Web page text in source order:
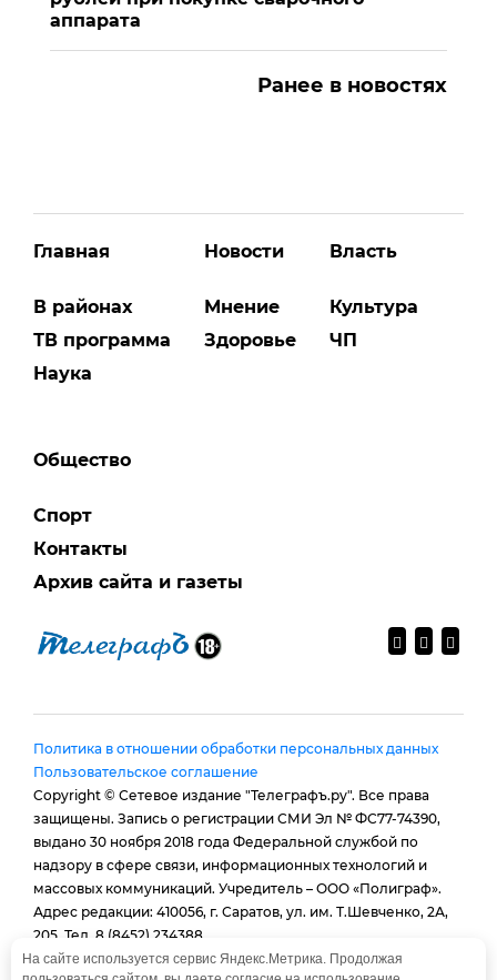
аппарата
Ранее в новостях
Главная
В районах
ТВ программа
Наука
Новости
Мнение
Здоровье
Власть
Культура
ЧП
Общество
Спорт
Контакты
Архив сайта и газеты
Политика в отношении обработки персональных данных
Пользовательское соглашение
Copyright © Сетевое издание "Телеграфъ.ру". Все права
защищены. Запись о регистрации СМИ Эл № ФС77-74390,
выдано 30 ноября 2018 года Федеральной службой по
надзору в сфере связи, информационных технологий и
массовых коммуникаций. Учредитель – ООО «Полиграф».
Адрес редакции: 410056, г. Саратов, ул. им. Т.Шевченко, 2А,
205. Тел. 8 (8452) 234388.
E-mail: provtelegraf@gmail.com
На сайте используется сервис Яндекс.Метрика. Продолжая